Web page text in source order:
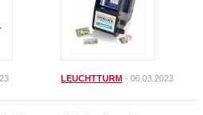
LEUCHTTURM - 06.03.2023